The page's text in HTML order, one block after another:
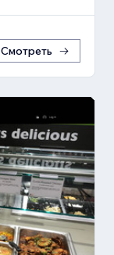
Смотреть